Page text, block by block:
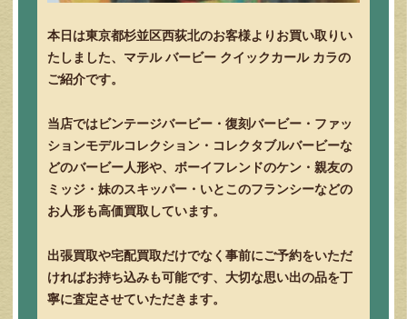
本日は東京都杉並区西荻北のお客様よりお買い取りい
たしました、マテル バービー クイックカール カラの
ご紹介です。
当店ではビンテージバービー・復刻バービー・ファッ
ションモデルコレクション・コレクタブルバービーな
どのバービー人形や、ボーイフレンドのケン・親友の
ミッジ・妹のスキッパー・いとこのフランシーなどの
お人形も高価買取しています。
出張買取や宅配買取だけでなく事前にご予約をいただ
ければお持ち込みも可能です、大切な思い出の品を丁
寧に査定させていただきます。